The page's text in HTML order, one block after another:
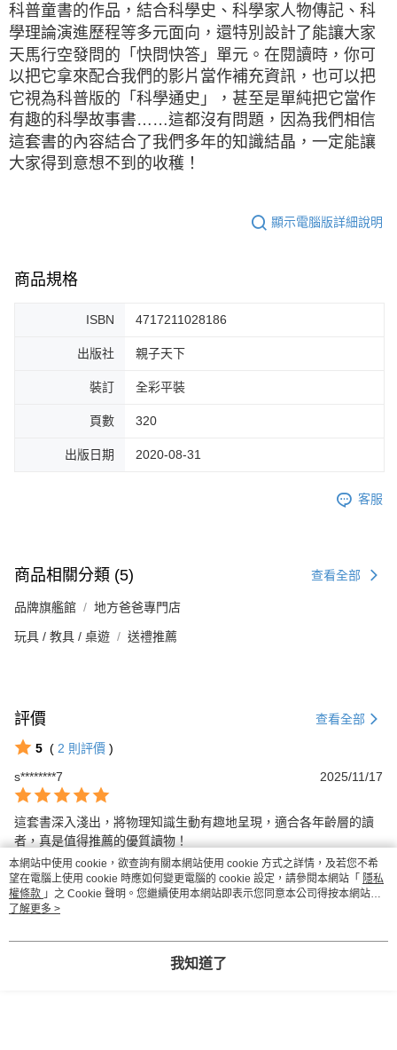
科普童書的作品，結合科學史、科學家人物傳記、科
學理論演進歷程等多元面向，還特別設計了能讓大家
天馬行空發問的「快問快答」單元。在閱讀時，你可
以把它拿來配合我們的影片當作補充資訊，也可以把
它視為科普版的「科學通史」，甚至是單純把它當作
有趣的科學故事書……這都沒有問題，因為我們相信
這套書的內容結合了我們多年的知識結晶，一定能讓
大家得到意想不到的收穫！
顯示電腦版詳細說明
商品規格
ISBN 4717211028186
出版社 親子天下
裝訂 全彩平裝
頁數 320
出版日期 2020-08-31
客服
商品相關分類 (5) 查看全部
品牌旗艦館 地方爸爸專門店
玩具 / 教具 / 桌遊 送禮推薦
評價 查看全部
5 ( 2 則評價 )
s********7
2025/11/17
這套書深入淺出，將物理知識生動有趣地呈現，適合各年齡層的讀
者，真是值得推薦的優質讀物！
h********g 2025/11/03
本網站中使用 cookie，欲查詢有關本網站使用 cookie 方式之詳情，及若您不希
望在電腦上使用 cookie 時應如何變更電腦的 cookie 設定，請參閱本網站「 隱私
權條款 」之 Cookie 聲明。您繼續使用本網站即表示您同意本公司得按本網站使
用條款之 Cookie 聲明使用 cookie。
了解更多 >
我知道了